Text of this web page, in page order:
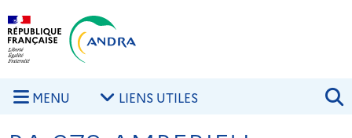
Aller au contenu principal
MENU LIENS UTILES